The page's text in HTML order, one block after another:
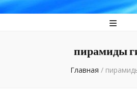
пирамиды
Главная /